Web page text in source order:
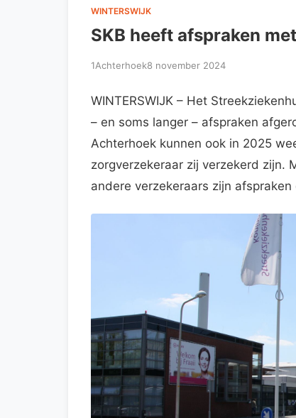
WINTERSWIJK
SKB heeft afspraken
1Achterhoek8 november 2024
WINTERSWIJK – Het
– en soms langer – afspraken
Achterhoek kunnen ook in 2025
zorgverzekeraar zij verzekerd zijn.
andere verzekeraars zijn